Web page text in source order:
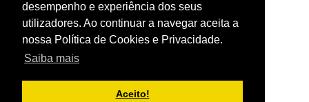
desempenho e experiência dos seus
utilizadores. Ao continuar a navegar aceita a
nossa Política de Cookies e Privacidade.
Saiba mais
Aceito!
Developed by Optimizing Concepts